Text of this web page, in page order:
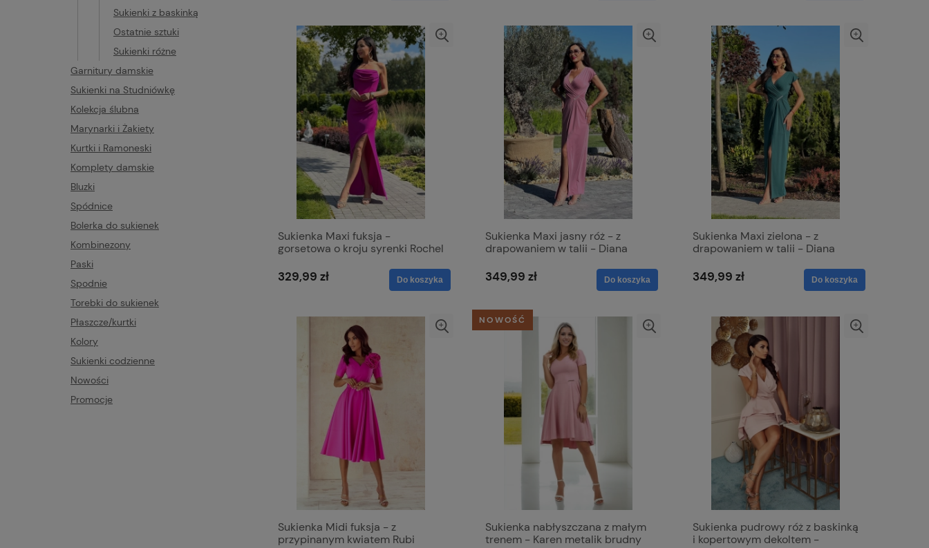
Sukienki z baskinką
Ostatnie sztuki
Sukienki różne
Garnitury damskie
Sukienki na Studniówkę
Kolekcja ślubna
Marynarki i Żakiety
Kurtki i Ramoneski
Komplety damskie
Bluzki
Spódnice
Bolerka do sukienek
Kombinezony
Paski
Spodnie
Torebki do sukienek
Płaszcze/kurtki
Kolory
Sukienki codzienne
Nowości
Promocje
Sukienka Maxi fuksja -
gorsetowa o kroju syrenki Rochel
329,99 zł Do koszyka
Sukienka Maxi jasny róż - z
drapowaniem w talii - Diana
349,99 zł Do koszyka
Sukienka Maxi zielona - z
drapowaniem w talii - Diana
349,99 zł Do koszyka
Sukienka Midi fuksja - z
przypinanym kwiatem Rubi
Sukienka nabłyszczana z małym
trenem - Karen metalik brudny
NOWOŚĆ
Sukienka pudrowy róż z baskinką
i kopertowym dekoltem -